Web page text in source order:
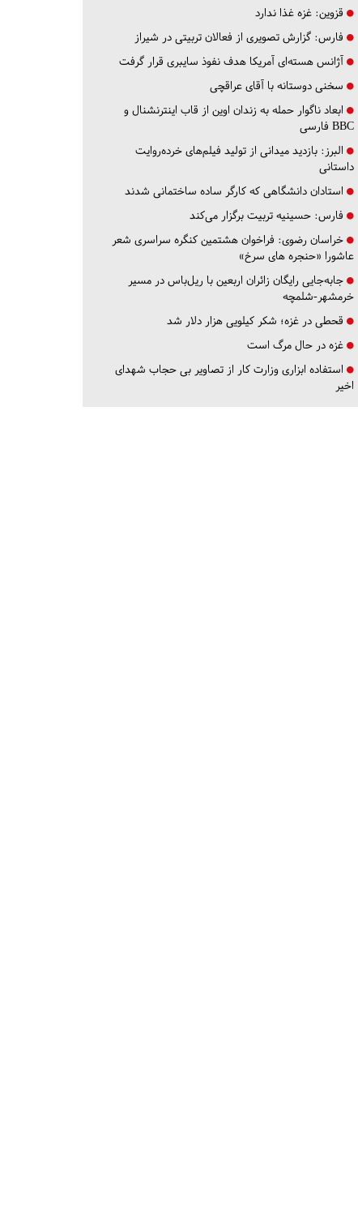
قزوین: غزه غذا ندارد
فارس: گزارش تصویری از فعالان تربیتی در شیراز
آژانس هسته‌ای آمریکا هدف نفوذ سایبری قرار گرفت
سخنی دوستانه با آقای عراقچی
ابعاد ناگوار حمله به زندان اوین از قاب اینترنشنال و
BBC فارسی
البرز: بازدید میدانی از تولید فیلم‌های خرده‌روایت
داستانی
استادان دانشگاهی که کارگر ساده ساختمانی شدند
فارس: حسینیه تربیت برگزار می‌کند
خراسان رضوی: فراخوان هشتمین کنگره سراسری شعر
عاشورا «حنجره های سرخ»
جابه‌جایی رایگان زائران اربعین با ریل‌باس در مسیر
خرمشهر-شلمچه
قحطی در غزه؛ شکر کیلویی هزار دلار شد
غزه در حال مرگ است
استفاده ابزاری وزارت کار از تصاویر بی حجاب شهدای
اخیر